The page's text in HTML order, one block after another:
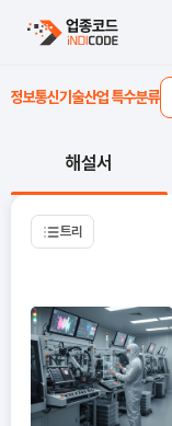
정보통신기술산업 특수분류
해설서
트리